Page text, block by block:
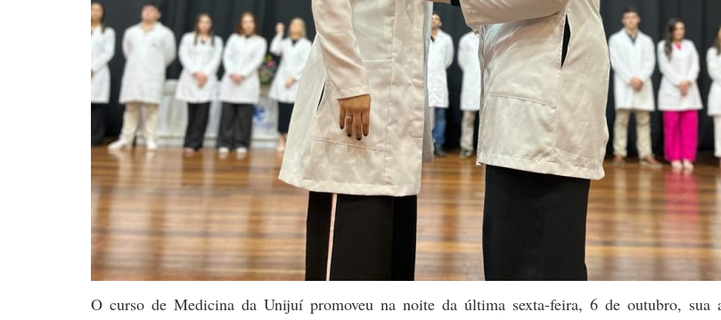
O curso de Medicina da Unijuí promoveu na noite da última sexta-feira, 6 de outubro, sua